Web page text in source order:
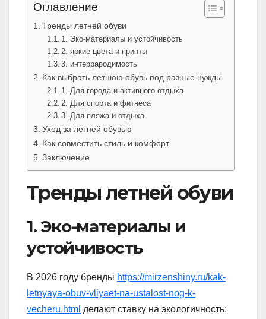
Оглавление
Тренды летней обуви
1. Эко-материалы и устойчивость
2. яркие цвета и принты
3. интеррародимость
Как выбрать летнюю обувь под разные нужды
1. Для города и активного отдыха
2. Для спорта и фитнеса
3. Для пляжа и отдыха
Уход за летней обувью
Как совместить стиль и комфорт
Заключение
Тренды летней обуви
1. Эко-материалы и
устойчивость
В 2026 году бренды https://mirzenshiny.ru/kak-
letnyaya-obuv-vliyaet-na-ustalost-nog-k-
vecheru.html делают ставку на экологичность: